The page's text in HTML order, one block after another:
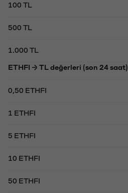
100 TL
500 TL
1.000 TL
ETHFI → TL değerleri (son 24 saat)
0,50 ETHFI
1 ETHFI
5 ETHFI
10 ETHFI
50 ETHFI